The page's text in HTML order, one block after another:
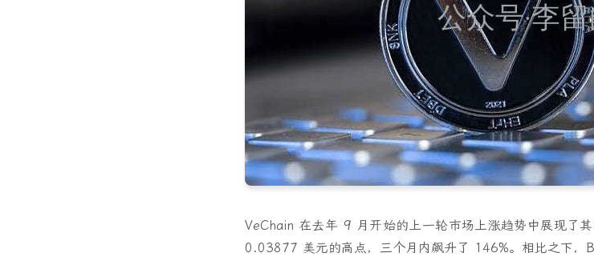
VeChain 在去年 9 月开始的上一轮市场上涨趋势中展现了
0.03877 美元的高点，三个月内飙升了 146%。相比之下，